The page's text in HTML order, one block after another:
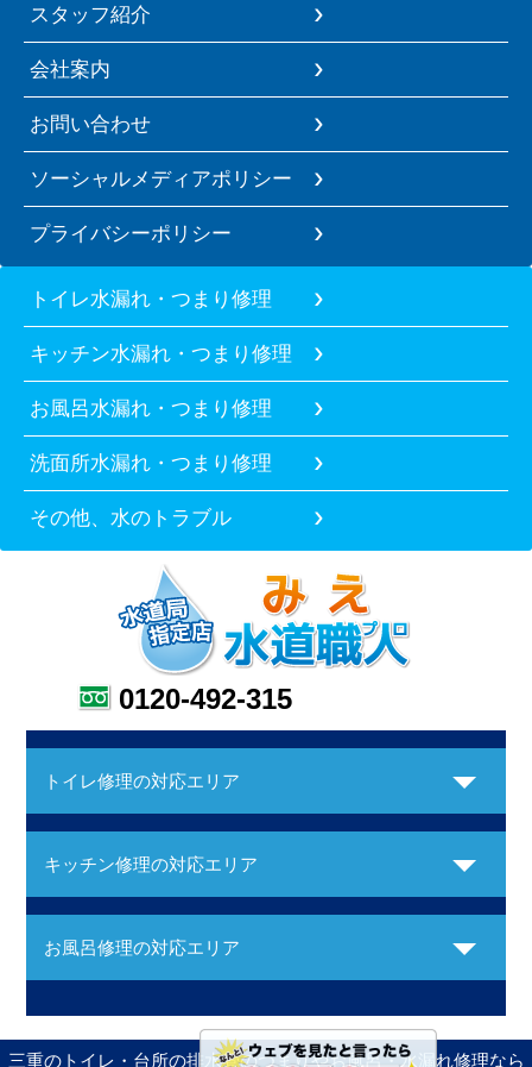
スタッフ紹介
会社案内
お問い合わせ
ソーシャルメディアポリシー
プライバシーポリシー
トイレ水漏れ・つまり修理
キッチン水漏れ・つまり修理
お風呂水漏れ・つまり修理
洗面所水漏れ・つまり修理
その他、水のトラブル
0120-492-315
トイレ修理の対応エリア
キッチン修理の対応エリア
お風呂修理の対応エリア
三重のトイレ・台所の排水管のつまりやお風呂・水漏れ修理なら